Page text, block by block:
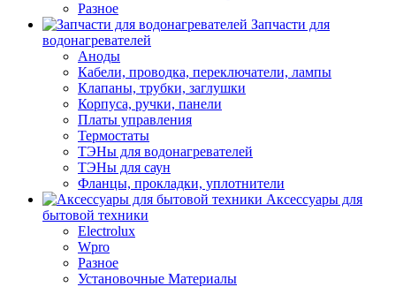
Разное
Запчасти для
водонагревателей
Аноды
Кабели, проводка, переключатели, лампы
Клапаны, трубки, заглушки
Корпуса, ручки, панели
Платы управления
Термостаты
ТЭНы для водонагревателей
ТЭНы для саун
Фланцы, прокладки, уплотнители
Аксессуары для
бытовой техники
Electrolux
Wpro
Разное
Установочные Материалы